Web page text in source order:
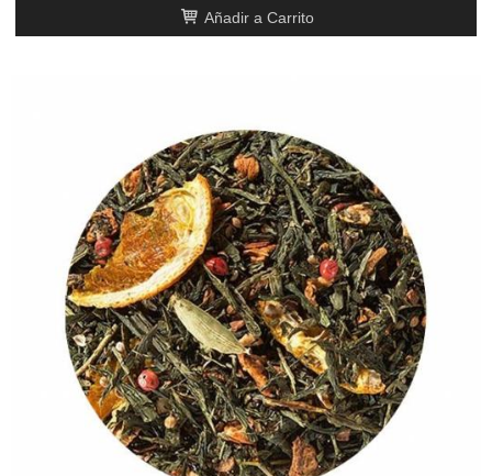
Añadir a Carrito